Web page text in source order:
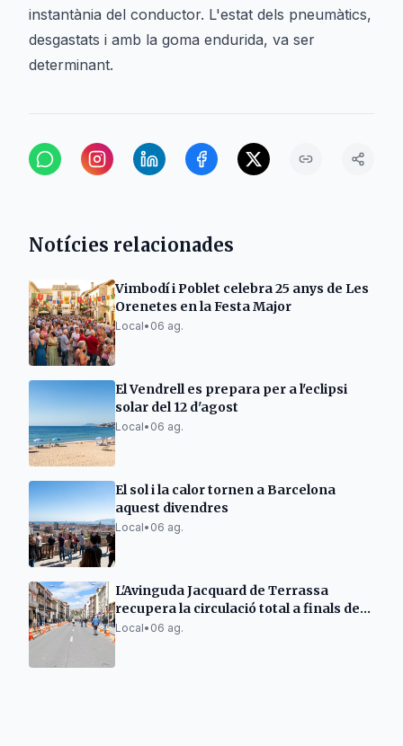
instantània del conductor. L'estat dels pneumàtics,
desgastats i amb la goma endurida, va ser
determinant.
Notícies relacionades
Vimbodí i Poblet celebra 25 anys de Les
Orenetes en la Festa Major
Local• 06 ag.
El Vendrell es prepara per a l'eclipsi
solar del 12 d'agost
Local• 06 ag.
El sol i la calor tornen a Barcelona
aquest divendres
Local• 06 ag.
L'Avinguda Jacquard de Terrassa
recupera la circulació total a finals de
setmana
Local• 06 ag.